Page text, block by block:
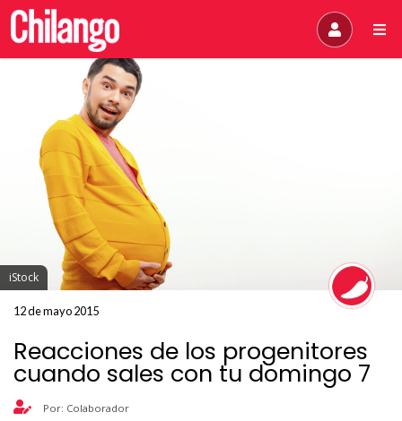
iStock
12 de mayo 2015
Reacciones de los progenitores
cuando sales con tu domingo 7
Por: Colaborador